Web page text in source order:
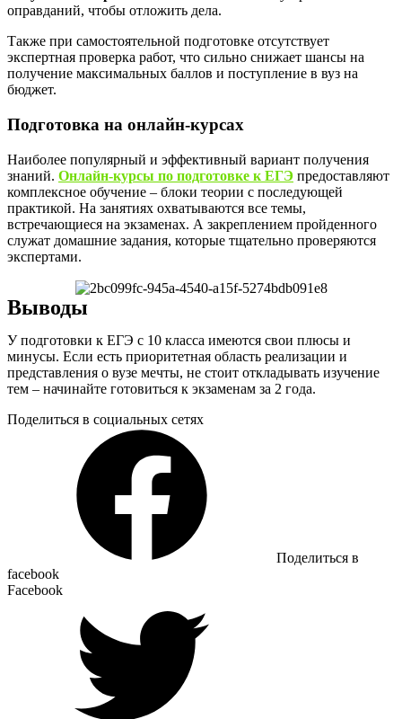
оправданий, чтобы отложить дела.
Также при самостоятельной подготовке отсутствует
экспертная проверка работ, что сильно снижает шансы на
получение максимальных баллов и поступление в вуз на
бюджет.
Подготовка на онлайн-курсах
Наиболее популярный и эффективный вариант получения
знаний. Онлайн-курсы по подготовке к ЕГЭ предоставляют
комплексное обучение – блоки теории с последующей
практикой. На занятиях охватываются все темы,
встречающиеся на экзаменах. А закреплением пройденного
служат домашние задания, которые тщательно проверяются
экспертами.
Выводы
У подготовки к ЕГЭ с 10 класса имеются свои плюсы и
минусы. Если есть приоритетная область реализации и
представления о вузе мечты, не стоит откладывать изучение
тем – начинайте готовиться к экзаменам за 2 года.
Поделиться в социальных сетях
Поделиться в
facebook
Facebook